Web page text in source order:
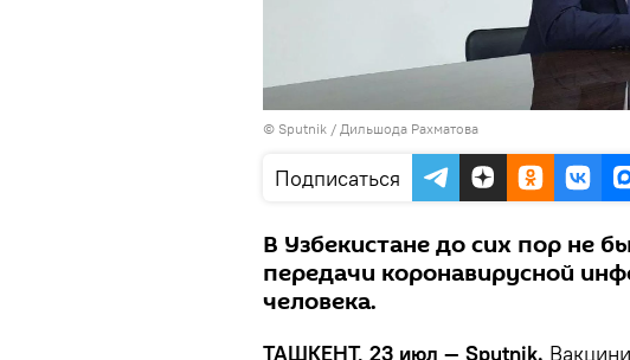
© Sputnik / Дильшода Рахматова
Подписаться
В Узбекистане до сих пор не
передачи коронавирусной
человека.
ТАШКЕНТ, 23 июл — Sputnik.